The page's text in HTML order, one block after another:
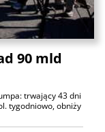
90 mld
trwający 43 dni
tygodniowo, obniży